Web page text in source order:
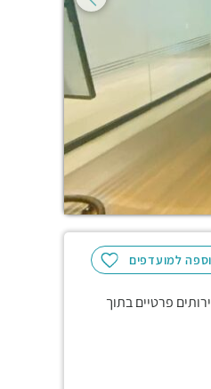
למועדפים
מטבחונים, שירותים פרטיים בתוך